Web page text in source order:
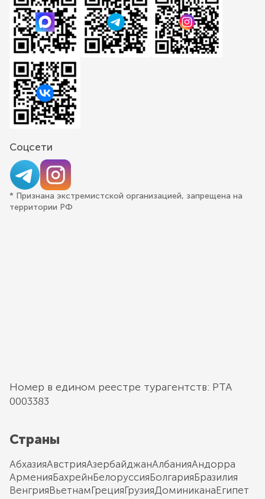
Соцсети
* Признана экстремистской организацией, запрещена на
территории РФ
Номер в едином реестре турагентств: РТА
0003383
Страны
АбхазияАвстрияАзербайджанАлбанияАндорра
АрменияБахрейнБелоруссияБолгарияБразилия
ВенгрияВьетнамГрецияГрузияДоминиканаЕгипет